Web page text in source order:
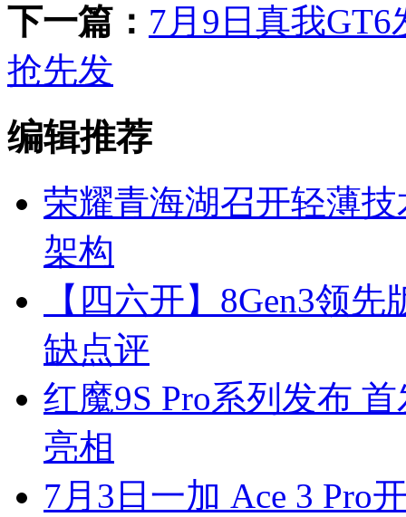
下一篇： 7月9日真我
抢先发
编辑推荐
荣耀青海湖召开轻薄
架构
【四六开】8Gen3领
缺点评
红魔9S Pro系列发布
亮相
7月3日一加 Ace 3 Pro